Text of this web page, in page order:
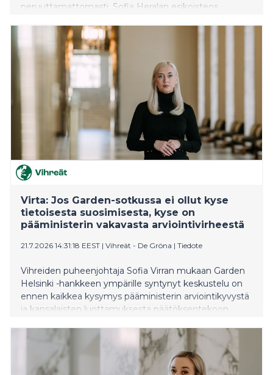
peruuttamattomasti. Sofia Heralan esikoisteos
pohjoisen luonnosta, elämän arvaamattomuudesta ja
sodanjälkeisen ajan kipeistä ihmissuhteista.
Virta: Jos Garden-sotkussa ei ollut kyse
tietoisesta suosimisesta, kyse on
pääministerin vakavasta arviointivirheestä
21.7.2026 14:31:18 EEST | Vihreät - De Gröna | Tiedote
Vihreiden puheenjohtaja Sofia Virran mukaan Garden
Helsinki -hankkeen ympärille syntynyt keskustelu on
ennen kaikkea kysymys pääministerin arviointikyvystä
ja kansalaisten luottamuksesta päätöksentekoon.